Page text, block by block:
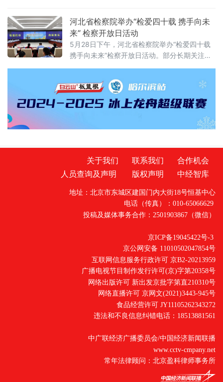
维判定到“开门杀”责任明确，从商业秘密保护扩
围到城乡供水统筹管理——多项新规聚焦社会
关切，织密权益保障网，守护公众日常生活。
网络餐饮全链条严管：外卖必须“封口”，商家必
须“亮证”《网络餐饮服务经营者落实食品安全主
河北省检察院举办“检爱四十载 携手向未
来” 检察开放日活动
5月28日下午，河北省检察院举办“检爱四十载
携手向未来”检察开放日活动。部分长期关注未
政协委员、人民监督员以及石家庄市第二中学
师生、家长代表等50余人应邀走进省检察院，
直观了解检察工作，共同交流未成年人保护举
措。省检察院党组成员、副检察长任国强参加
开放日活动，并主持座谈交流会。据介绍，近
关于我们 联系我们
合作机会
人员查询及声明
版权声明 中经智库
地址：北京市东城区建国门内大街18号恒基中心
电话（传真）：010-65066629
投稿及媒体事务合作：2501903867（微信）
京ICP备19045422号-3
京公网安备 11010502047854号
互联网信息服务行政许可 京B2-20213959
广播电视节目制作发行许可(京)字第20358号
网络出版许可 新出发京批字第直210310号
网络直播许可 京网文(2021)3443-945号
食品经营许可 JY11105262343272
违法和不良信息纠错电话：18513881561
中广联经济广播委员会/中国经济新闻联播
www.cctv-cmpany.net
常年法律顾问：北京盈科律师事务所